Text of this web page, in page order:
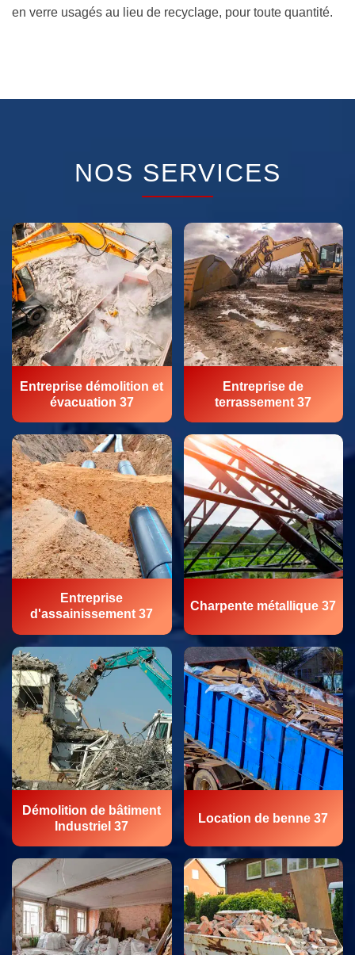
en verre usagés au lieu de recyclage, pour toute quantité.
NOS SERVICES
Entreprise démolition et
évacuation 37
Entreprise de
terrassement 37
Entreprise
d'assainissement 37
Charpente métallique 37
Démolition de bâtiment
Industriel 37
Location de benne 37